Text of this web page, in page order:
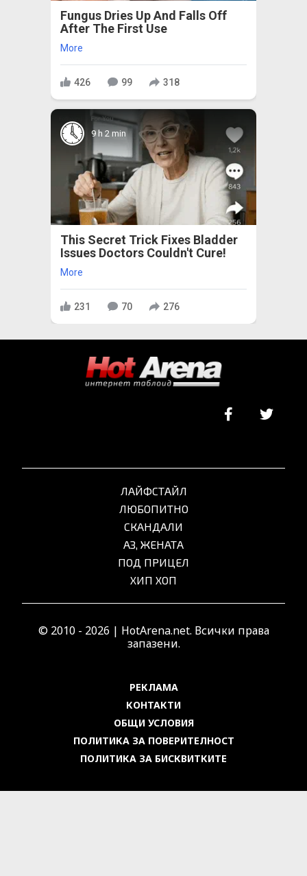
Fungus Dries Up And Falls Off
After The First Use
More
426 99 318
9 h 2 min
This Secret Trick Fixes Bladder
Issues Doctors Couldn't Cure!
More
231 70 276
ЛАЙФСТАЙЛ
ЛЮБОПИТНО
СКАНДАЛИ
АЗ, ЖЕНАТА
ПОД ПРИЦЕЛ
ХИП ХОП
© 2010 - 2026 | HotArena.net. Всички права
запазени.
РЕКЛАМА
КОНТАКТИ
ОБЩИ УСЛОВИЯ
ПОЛИТИКА ЗА ПОВЕРИТЕЛНОСТ
ПОЛИТИКА ЗА БИСКВИТКИТЕ